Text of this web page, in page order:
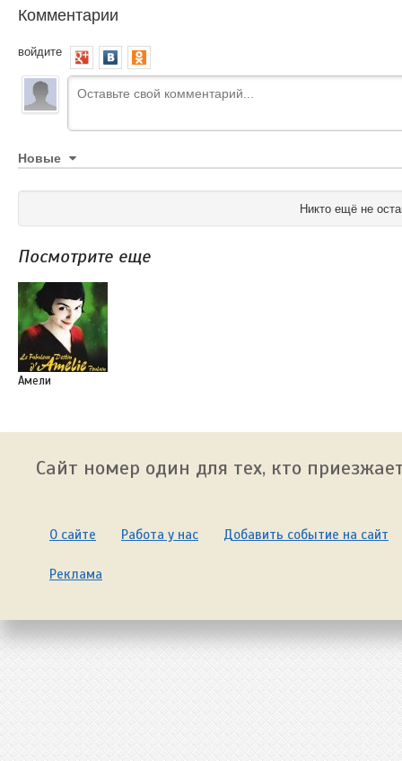
Комментарии
войдите
Новые
Никто ещё не
Посмотрите еще
Амели
Сайт номер один для тех, кто
О сайте Работа у нас Добавить событие на сайт
Реклама